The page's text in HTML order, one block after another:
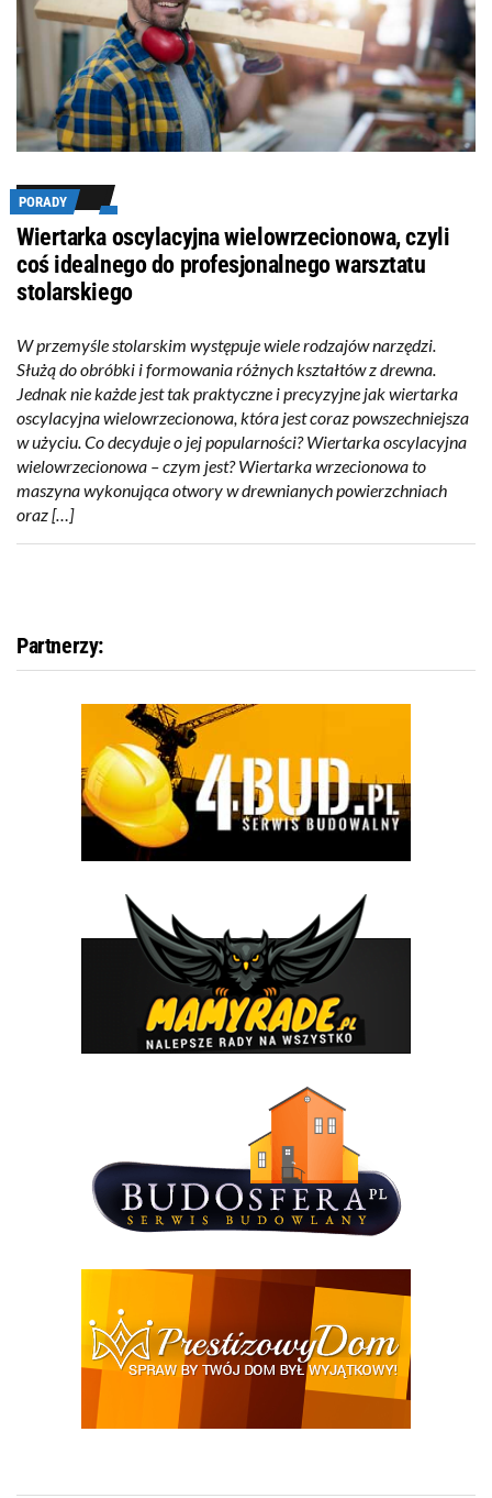
PORADY
Wiertarka oscylacyjna wielowrzecionowa, czyli
coś idealnego do profesjonalnego warsztatu
stolarskiego
W przemyśle stolarskim występuje wiele rodzajów narzędzi.
Służą do obróbki i formowania różnych kształtów z drewna.
Jednak nie każde jest tak praktyczne i precyzyjne jak wiertarka
oscylacyjna wielowrzecionowa, która jest coraz powszechniejsza
w użyciu. Co decyduje o jej popularności? Wiertarka oscylacyjna
wielowrzecionowa – czym jest? Wiertarka wrzecionowa to
maszyna wykonująca otwory w drewnianych powierzchniach
oraz […]
Partnerzy: